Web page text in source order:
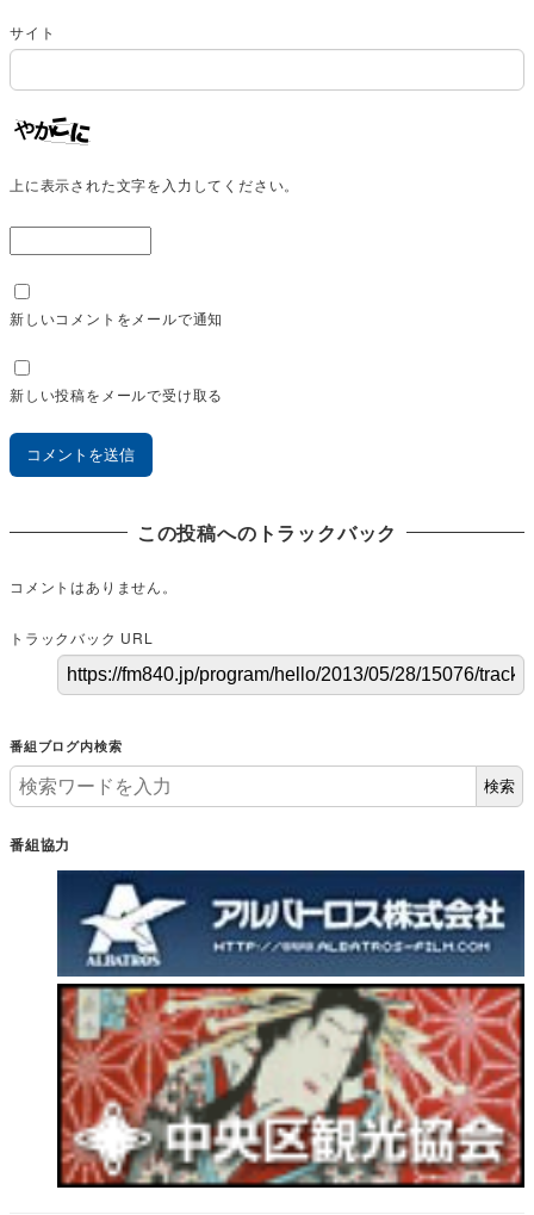
サイト
上に表示された文字を入力してください。
新しいコメントをメールで通知
新しい投稿をメールで受け取る
この投稿へのトラックバック
コメントはありません。
トラックバック URL
番組ブログ内検索
検索
番組協力